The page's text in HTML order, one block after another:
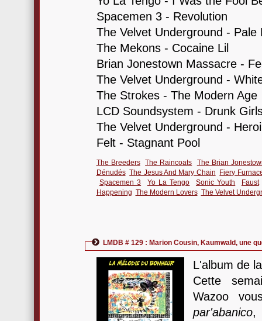
Spacemen 3 - Revolution
The Velvet Underground - Pale
The Mekons - Cocaine Lil
Brian Jonestown Massacre -
The Velvet Underground -
The Strokes - The Modern Age
LCD Soundsystem - Drunk
The Velvet Underground -
Felt - Stagnant Pool
The Breeders The Raincoats
The Brian
Dénudés The Jesus And Mary Chain
Fiery
Spacemen 3
Yo La Tengo Sonic Youth
Faust
Happening The Modern Lovers The Velvet
LMDB # 129 : Marion Cousin, Kaumwald, une
L'album de
Cette
Wazoo
par'abanico,